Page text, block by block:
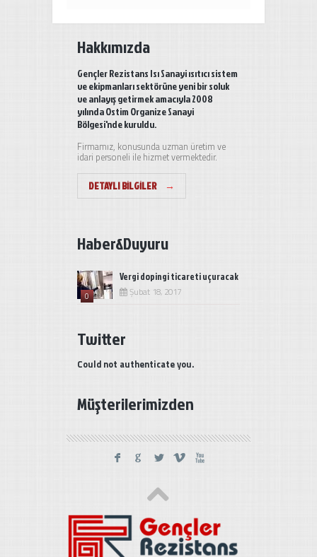
Hakkımızda
Gençler Rezistans Isı Sanayi ısıtıcı sistem
ve ekipmanları sektörüne yeni bir soluk
ve anlayış getirmek amacıyla 2008
yılında Ostim Organize Sanayi
Bölgesi'nde kuruldu.
Firmamız, konusunda uzman üretim ve
idari personeli ile hizmet vermektedir.
DETAYLI BILGILER →
Haber&Duyuru
0
Vergi dopingi ticareti uçuracak
Şubat 18, 2017
Twitter
Could not authenticate you.
Müşterilerimizden
F G L V X